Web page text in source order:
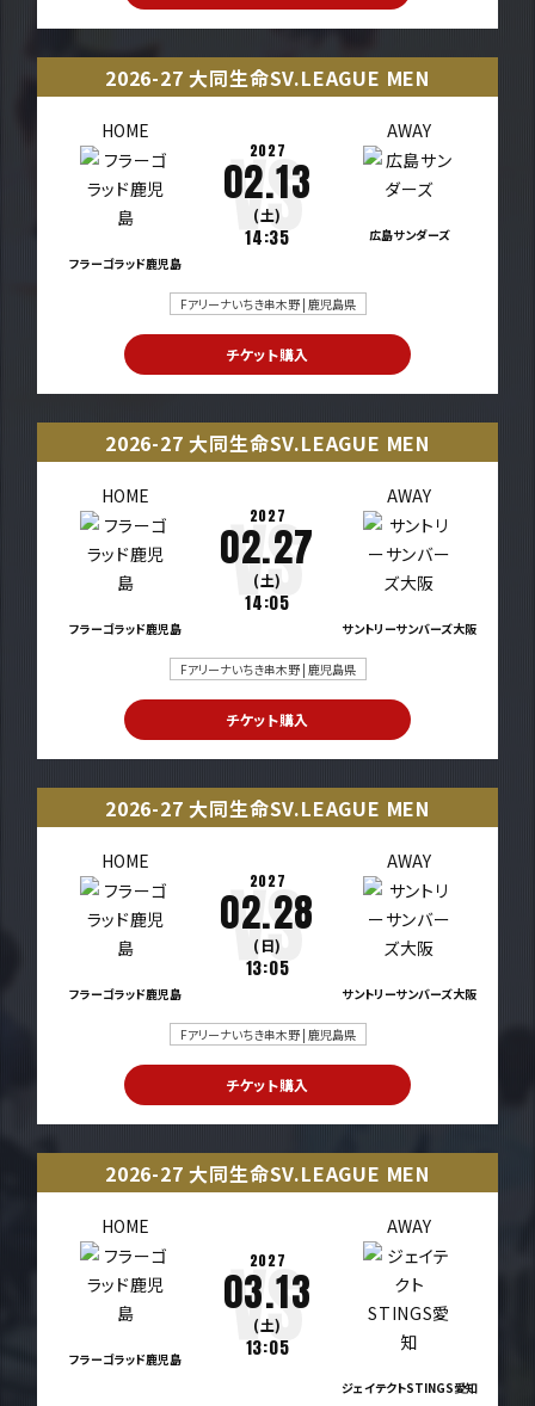
2026-27 大同生命SV.LEAGUE MEN
HOME
フラーゴラッド鹿児島
2027
02.13
(土)
14:35
AWAY
広島サンダーズ
Fアリーナいちき串木野 | 鹿児島県
チケット購入
2026-27 大同生命SV.LEAGUE MEN
HOME
フラーゴラッド鹿児島
2027
02.27
(土)
14:05
AWAY
サントリーサンバーズ大阪
Fアリーナいちき串木野 | 鹿児島県
チケット購入
2026-27 大同生命SV.LEAGUE MEN
HOME
フラーゴラッド鹿児島
2027
02.28
(日)
13:05
AWAY
サントリーサンバーズ大阪
Fアリーナいちき串木野 | 鹿児島県
チケット購入
2026-27 大同生命SV.LEAGUE MEN
HOME
フラーゴラッド鹿児島
2027
03.13
(土)
13:05
AWAY
ジェイテクトSTINGS愛知